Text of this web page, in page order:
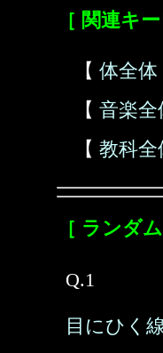
［ 関連キ
【 体全体
【 音楽全
【 教科全
［ ランダ
Q.1
目にひく